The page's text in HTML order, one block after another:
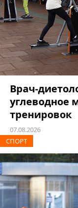
Врач-
углеводное
тренировок
07.08.2026
СПОРТ